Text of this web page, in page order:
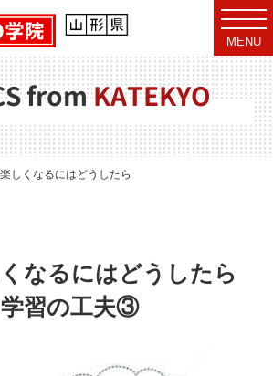
t
o
g
g
l
e
n
v
i
g
MENU
fromKATEKYO
しくなるにはどうしたらいいの？～学習の工夫③
なるにはどうしたら
習の工夫③